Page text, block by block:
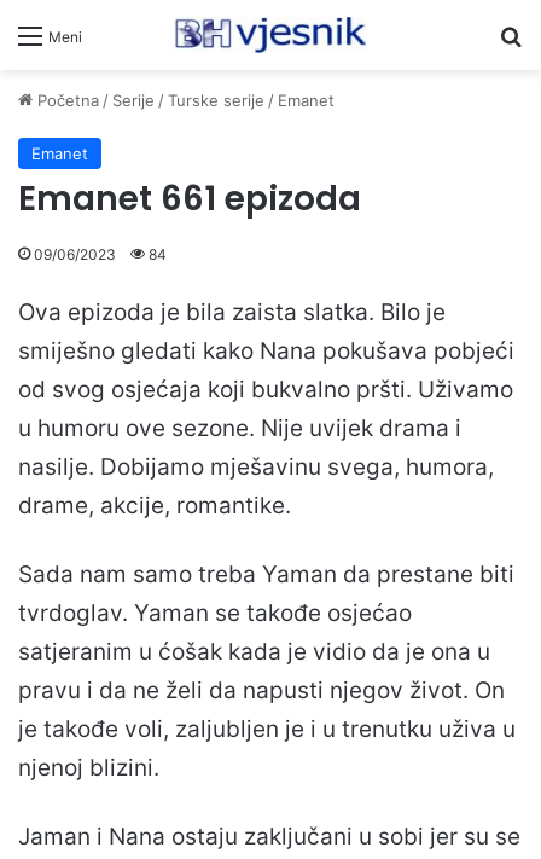
Meni
Početna/ Serije /Turske serije / Emanet
Emanet
Emanet 661 epizoda
09/06/2023 84
Ova epizoda je bila zaista slatka. Bilo je
smiješno gledati kako Nana pokušava pobjeći
od svog osjećaja koji bukvalno pršti. Uživamo
u humoru ove sezone. Nije uvijek drama i
nasilje. Dobijamo mješavinu svega, humora,
drame, akcije, romantike.
Sada nam samo treba Yaman da prestane biti
tvrdoglav. Yaman se takođe osjećao
satjeranim u ćošak kada je vidio da je ona u
pravu i da ne želi da napusti njegov život. On
je takođe voli, zaljubljen je i u trenutku uživa u
njenoj blizini.
Jaman i Nana ostaju zaključani u sobi jer su se